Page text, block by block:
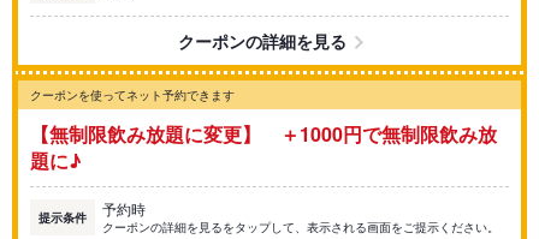
クーポンの詳細を見る
クーポンを使ってネット予約できます
【無制限飲み放題に変更】 ＋1000円で無制限飲み放
題に♪
提示条件 予約時
クーポンの詳細を見るをタップして、表示される画面をご提示ください。